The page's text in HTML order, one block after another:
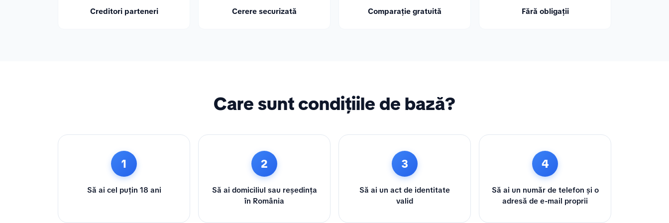
Creditori parteneri Cerere securizată Comparație gratuită Fără obligații
Care sunt condițiile de bază?
1
Să ai cel puțin 18 ani
2
Să ai domiciliul sau reședința
în România
3
Să ai un act de identitate
valid
4
Să ai un număr de telefon și o
adresă de e-mail proprii